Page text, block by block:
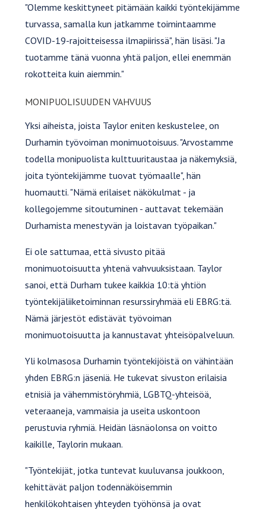
"Olemme keskittyneet pitämään kaikki työntekijämme
turvassa, samalla kun jatkamme toimintaamme
COVID-19-rajoitteisessa ilmapiirissä", hän lisäsi. "Ja
tuotamme tänä vuonna yhtä paljon, ellei enemmän
rokotteita kuin aiemmin."
MONIPUOLISUUDEN VAHVUUS
Yksi aiheista, joista Taylor eniten keskustelee, on
Durhamin työvoiman monimuotoisuus. "Arvostamme
todella monipuolista kulttuuritaustaa ja näkemyksiä,
joita työntekijämme tuovat työmaalle", hän
huomautti. "Nämä erilaiset näkökulmat - ja
kollegojemme sitoutuminen - auttavat tekemään
Durhamista menestyvän ja loistavan työpaikan."
Ei ole sattumaa, että sivusto pitää
monimuotoisuutta yhtenä vahvuuksistaan. Taylor
sanoi, että Durham tukee kaikkia 10:tä yhtiön
työntekijäliiketoiminnan resurssiryhmää eli EBRG:tä.
Nämä järjestöt edistävät työvoiman
monimuotoisuutta ja kannustavat yhteisöpalveluun.
Yli kolmasosa Durhamin työntekijöistä on vähintään
yhden EBRG:n jäseniä. He tukevat sivuston erilaisia
etnisiä ja vähemmistöryhmiä, LGBTQ-yhteisöä,
veteraaneja, vammaisia ja useita uskontoon
perustuvia ryhmiä. Heidän läsnäolonsa on voitto
kaikille, Taylorin mukaan.
"Työntekijät, jotka tuntevat kuuluvansa joukkoon,
kehittävät paljon todennäköisemmin
henkilökohtaisen yhteyden työhönsä ja ovat